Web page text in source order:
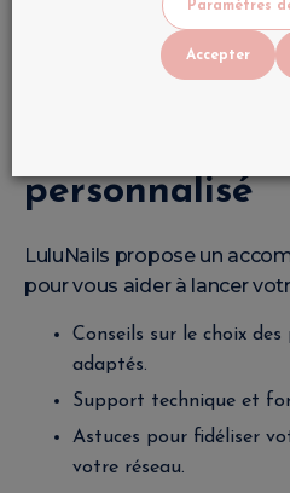
Accessoires
lampes et autres outils
personnalisé
LuluNails propose un
pour vous aider à lancer
Conseils sur le choix
adaptés.
Support technique et
Astuces pour fidéliser
votre réseau.
Paramètres
Accepter